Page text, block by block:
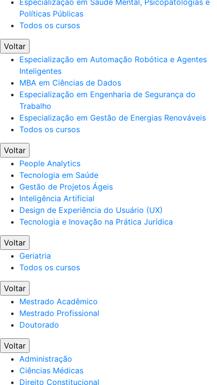
Especialização em Saúde Mental, Psicopatologias e
Políticas Públicas
Todos os cursos
Voltar
Especialização em Automação Robótica e Agentes
Inteligentes
MBA em Ciências de Dados
Especialização em Engenharia de Segurança do
Trabalho
Especialização em Gestão de Energias Renováveis
Todos os cursos
Voltar
People Analytics
Tecnologia em Saúde
Gestão de Projetos Ágeis
Inteligência Artificial
Design de Experiência do Usuário (UX)
Tecnologia e Inovação na Prática Jurídica
Voltar
Geriatria
Todos os cursos
Voltar
Mestrado Acadêmico
Mestrado Profissional
Doutorado
Voltar
Administração
Ciências Médicas
Direito Constitucional